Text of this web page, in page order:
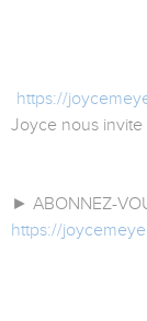
https://
Joyce nous invite
► ABONNEZ-
https://